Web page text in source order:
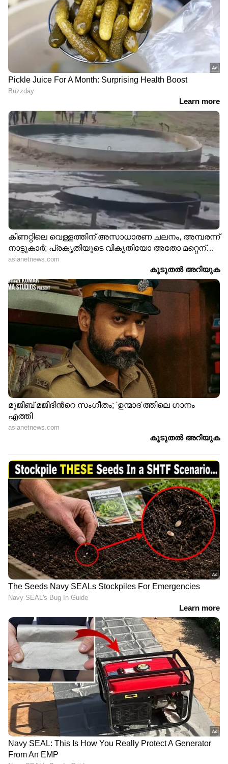
പ്രിയമാര്‍ന്നൊരു
മുറിവിന്റെ
നോവും നീറ്റലുമാണ്.
ആറ്റിക്കുറുക്കിയെടുത്തൊരു
സ്‌നേഹത്തിന്റെ മുത്തിനെ
ഓര്‍മ്മകളുടെ കടലാഴങ്ങളില്‍
മോഹത്തിന്റെ ചിപ്പിക്കുള്ളില്‍
ആരും കാണാതെ
ഒളിച്ചു വെക്കലാണ്.
നിരാശയുടെ മണല്‍ക്കാട്ടില്‍
നഷ്ടപ്പെട്ട പ്രതീക്ഷയുടെ
കാല്‍പ്പാടുകള്‍ തിരയലാണ്.
എന്നോ മരിച്ചു മണ്ണടിഞ്ഞ
ഒരു സ്വപ്നത്തിന്റെ
ഹൃദയത്തില്‍
ഇനിയും നിലക്കാത്ത
പ്രണയത്തിന്റെ ഒരു
നേര്‍ത്ത സ്പന്ദനമാണ്.
ഇനി ഒരിക്കലും
വരില്ലെന്നറിയാമെങ്കിലും
ഒരു വസന്തത്തിനായ്
മരത്തിന്റെ കാത്തിരിപ്പാണ്.
ചില നേരത്തെങ്കിലും
മറവി എന്നു പറയുന്നത്
ഒരൊറ്റ ഒരാളുടെ ഓര്‍മ്മയില്‍
നമ്മെ സ്വയം മറന്നു വെക്കലാണ്.
ഇവിടെ ക്ലിക്ക് ചെയ്താല്‍വായിക്കാം,
മികച്ച കഥകള്‍, മികച്ച കവിതകള്‍...